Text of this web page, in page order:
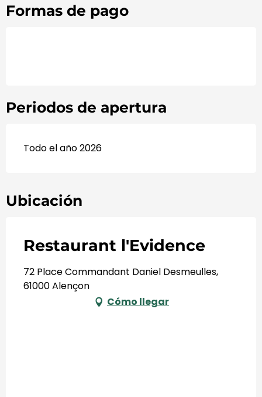
Formas de pago
Periodos de apertura
Todo el año 2026
Ubicación
Restaurant l'Evidence
72 Place Commandant Daniel Desmeulles,
61000 Alençon
Cómo llegar